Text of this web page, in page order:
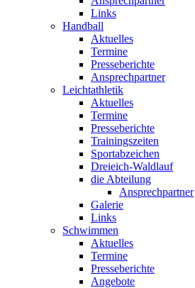
Links
Handball
Aktuelles
Termine
Presseberichte
Ansprechpartner
Leichtathletik
Aktuelles
Termine
Presseberichte
Trainingszeiten
Sportabzeichen
Dreieich-Waldlauf
die Abteilung
Ansprechpartner
Galerie
Links
Schwimmen
Aktuelles
Termine
Presseberichte
Angebote